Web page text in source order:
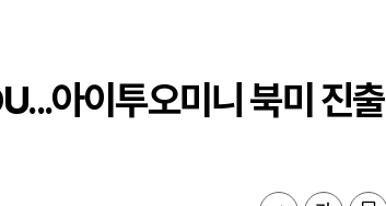
아이투오미니 북미 진출